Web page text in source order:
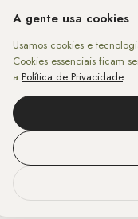
A gente usa cookies
Usamos cookies e
Cookies essenciais ficam
a Política de Privacidade.